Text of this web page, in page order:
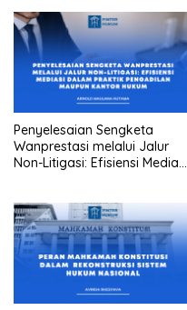
Penyelesaian Sengketa
Wanprestasi melalui Jalur
Non-Litigasi: Efisiensi Mediasi